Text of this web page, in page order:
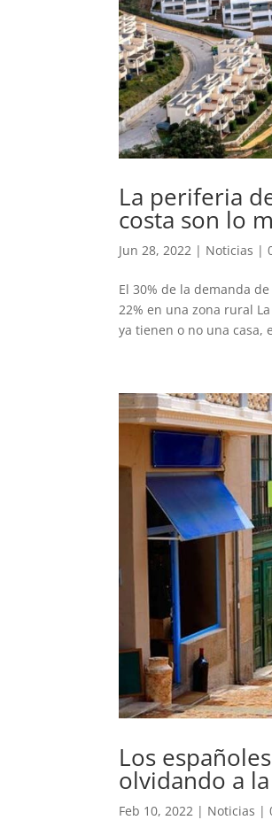
La periferia
costa son lo
Jun 28, 2022 | Noticias |
El 30% de la demanda
22% en una zona rural
ya tienen o no una casa,
Los
olvidando a la
Feb 10, 2022 | Noticias |